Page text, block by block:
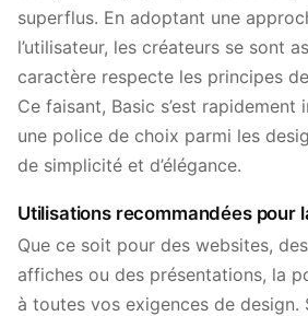
superflus. En adoptant une
l’utilisateur, les créateurs se sont
caractère respecte les principes
Ce faisant, Basic s’est rapidement
une police de choix parmi les
de simplicité et d’élégance.
Utilisations recommandées pour
Que ce soit pour des websites,
affiches ou des présentations, la
à toutes vos exigences de design.